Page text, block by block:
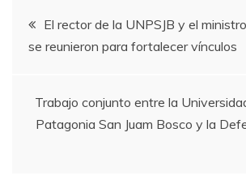
Navegación
de
entradas
El rector de la UNPSJB y el
se reunieron para fortalecer vínculos
Trabajo conjunto entre la
Patagonia San Juam Bosco y la